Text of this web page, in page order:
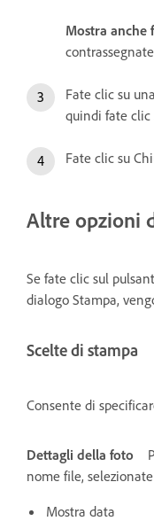
Mostra anche
Fate clic su
quindi fate clic
Fate clic su
Altre opzioni
Se fate clic sul
dialogo Stampa,
Scelte di stampa
Consente di
Dettagli della foto
nome file,
Mostra data